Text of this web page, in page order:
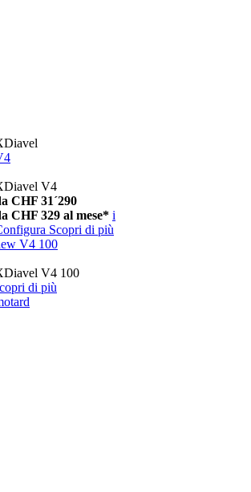
V4
CHF 31´290
CHF 329 al mese* i
Scopri di più
V4 100
V4 100
di più